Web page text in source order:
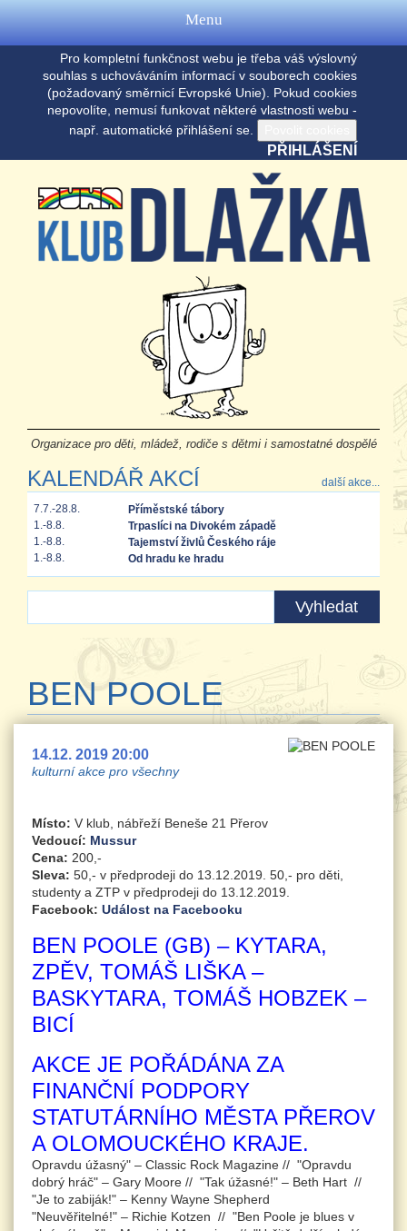
Pro kompletní funkčnost webu je třeba váš výslovný
souhlas s uchováváním informací v souborech cookies
(požadovaný směrnicí Evropské Unie). Pokud cookies
nepovolíte, nemusí funkovat některé vlastnosti webu -
např. automatické přihlášení se.
PŘIHLÁŠENÍ
Organizace pro děti, mládež, rodiče s dětmi i samostatné dospělé
KALENDÁŘ AKCÍ další akce...
7.7.-28.8.
Příměstské tábory
1.-8.8.
Trpaslíci na Divokém západě
1.-8.8.
Tajemství živlů Českého ráje
1.-8.8.
Od hradu ke hradu
BEN POOLE
14.12. 2019 20:00
kulturní akce pro všechny
Místo: V klub, nábřeží Beneše 21 Přerov
Vedoucí: Mussur
Cena: 200,-
Sleva: 50,- v předprodeji do 13.12.2019. 50,- pro děti,
studenty a ZTP v předprodeji do 13.12.2019.
Facebook: Událost na Facebooku
BEN POOLE (GB) – KYTARA,
ZPĚV, TOMÁŠ LIŠKA –
BASKYTARA, TOMÁŠ HOBZEK –
BICÍ
AKCE JE POŘÁDÁNA ZA
FINANČNÍ PODPORY
STATUTÁRNÍHO MĚSTA PŘEROV
A OLOMOUCKÉHO KRAJE.
Opravdu úžasný" – Classic Rock Magazine // "Opravdu
dobrý hráč" – Gary Moore // "Tak úžasné!" – Beth Hart //
"Je to zabiják!" – Kenny Wayne Shepherd
"Neuvěřitelné!" – Richie Kotzen // "Ben Poole je blues v